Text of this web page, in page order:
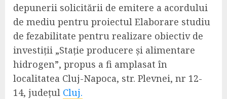
depunerii solicitării de emitere a acordului
de mediu pentru proiectul Elaborare studiu
de fezabilitate pentru realizare obiectiv de
investiții „Stație producere și alimentare
hidrogen”, propus a fi amplasat în
localitatea Cluj-Napoca, str. Plevnei, nr 12-
14, județul Cluj.